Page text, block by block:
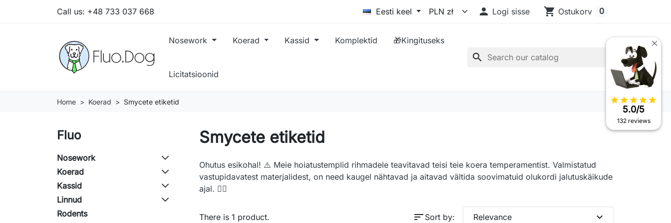
Call us: +48 733 037 668 Eesti keel  Logi sisse shopping_cart Ostukorv 0
Nosework Koerad Kassid Komplektid 🎁Kingituseks
Licitatsioonid
search
Home Koerad Smycete etiketid
Fluo
Nosework
Koerad
Kassid
Linnud
Rodents
Smycete etiketid
Ohutus esikohal! ⚠️ Meie hoiatustemplid rihmadele teavitavad teisi teie koera temperamentist. Valmistatud
vastupidavatest materjalidest, on need kaugel nähtavad ja aitavad vältida soovimatuid olukordi jalutuskäikude
ajal. 🚶‍♂️
There is 1 product. sort Sort by: Relevance expand_more
star star star star star
5.0/5
132 reviews